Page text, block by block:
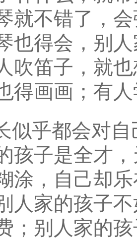
就不错了，
也得会，别
吹笛子，就
得画画；有
似乎都会对
孩子是全才
涂，自己却
人家的孩子
；别人家的